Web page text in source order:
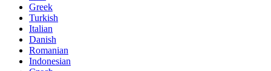
Greek
Turkish
Italian
Danish
Romanian
Indonesian